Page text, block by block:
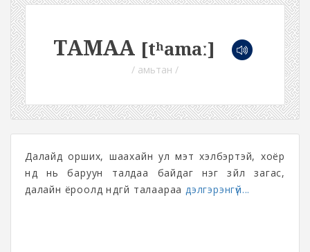
ТАМАА [tʰamaː]
/ амьтан /
Далайд орших, шаахайн ул мэт хэлбэртэй, хоёр
нүд нь баруун талдаа байдаг нэг зүйл загас,
далайн ёроолд нүдгүй талаараадэлгэрэнгүй...